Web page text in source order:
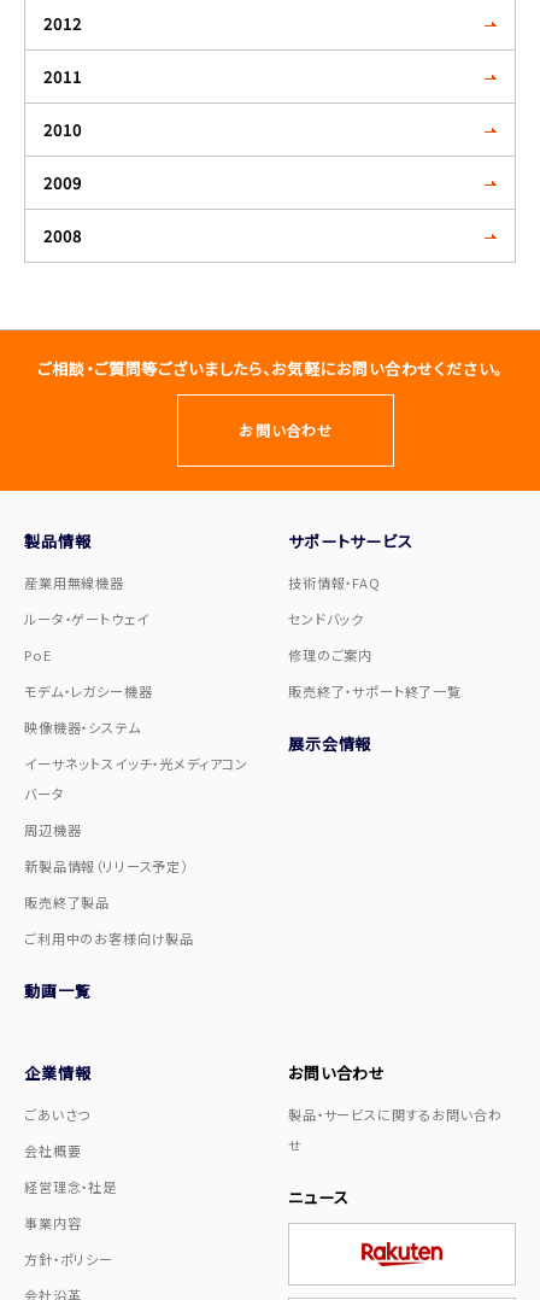
2012
2011
2010
2009
2008
ご相談・ご質問等ございましたら、お気軽にお問い合わせください。
お問い合わせ
製品情報
産業用無線機器
ルータ・ゲートウェイ
PoE
モデム・レガシー機器
映像機器・システム
イーサネットスイッチ・光メディアコン
バータ
周辺機器
新製品情報（リリース予定）
販売終了製品
ご利用中のお客様向け製品
動画一覧
サポートサービス
技術情報・FAQ
センドバック
修理のご案内
販売終了・サポート終了一覧
展示会情報
企業情報
ごあいさつ
会社概要
経営理念・社是
事業内容
方針・ポリシー
会社沿革
お問い合わせ
製品・サービスに関するお問い合わ
せ
ニュース